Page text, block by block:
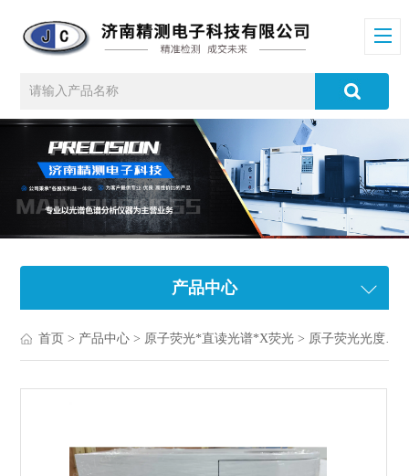
产品中心
首页 > 产品中心 > 原子荧光*直读光谱*X荧光 > 原子荧光光度计/光谱仪